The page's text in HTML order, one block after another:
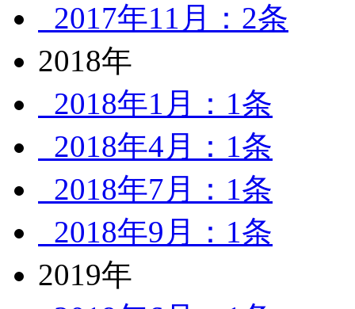
2017年11月：2条
2018年
2018年1月：1条
2018年4月：1条
2018年7月：1条
2018年9月：1条
2019年